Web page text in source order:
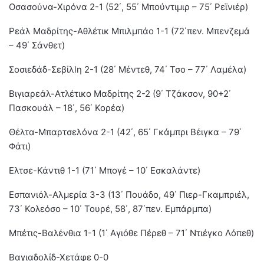
Οσασούνα-Xιρόνα 2-1 (52΄, 55΄ Μπούντιμιρ – 75΄ Ρεϊνιέρ)
Ρεάλ Μαδρίτης-Αθλέτικ Μπιλμπάο 1-1 (72΄πεν. Μπενζεμά
– 49΄ Σάνθετ)
Σοσιεδάδ-Σεβίλlη 2-1 (28΄ Μέντεθ, 74΄ Τσο – 77΄ Λαμέλα)
Βιγιαρεάλ-Ατλέτικο Μαδρίτης 2-2 (9΄ Τζάκσον, 90+2΄
Πασκουάλ – 18΄, 56΄ Κορέα)
Θέλτα-Μπαρτσελόνα 2-1 (42΄, 65΄ Γκάμπρι Βέιγκα – 79΄
Φάτι)
Ελτσε-Κάντιθ 1-1 (71΄ Μπογέ – 10΄ Εσκαλάντε)
Εσπανιόλ-Αλμερία 3-3 (13΄ Πουάδο, 49΄ Πιερ-Γκαμπριέλ,
73΄ Κολεόσο – 10΄ Τουρέ, 58΄, 87΄πεν. Εμπάρμπα)
Μπέτις-Βαλένθια 1-1 (1΄ Αγιόθε Πέρεθ – 71΄ Ντιέγκο Λόπεθ)
Βαγιαδολίδ-Χετάφε 0-0